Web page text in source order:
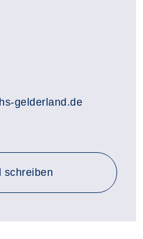
gelderland.de
schreiben